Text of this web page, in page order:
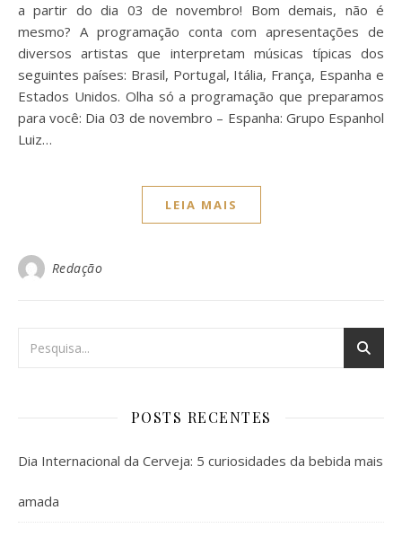
a partir do dia 03 de novembro! Bom demais, não é
mesmo? A programação conta com apresentações de
diversos artistas que interpretam músicas típicas dos
seguintes países: Brasil, Portugal, Itália, França, Espanha e
Estados Unidos. Olha só a programação que preparamos
para você: Dia 03 de novembro – Espanha: Grupo Espanhol
Luiz…
LEIA MAIS
Redação
POSTS RECENTES
Dia Internacional da Cerveja: 5 curiosidades da bebida mais
amada